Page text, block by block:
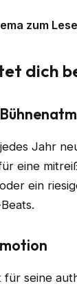
zum
dich
Jahr
eine
ein
für seine